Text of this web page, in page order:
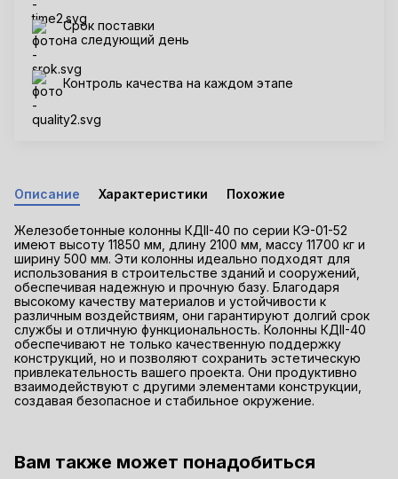
Срок поставки
на следующий день
Контроль качества на каждом этапе
Описание Характеристики Похожие
Железобетонные колонны КДII-40 по серии КЭ-01-52
имеют высоту 11850 мм, длину 2100 мм, массу 11700 кг и
ширину 500 мм. Эти колонны идеально подходят для
использования в строительстве зданий и сооружений,
обеспечивая надежную и прочную базу. Благодаря
высокому качеству материалов и устойчивости к
различным воздействиям, они гарантируют долгий срок
службы и отличную функциональность. Колонны КДII-40
обеспечивают не только качественную поддержку
конструкций, но и позволяют сохранить эстетическую
привлекательность вашего проекта. Они продуктивно
взаимодействуют с другими элементами конструкции,
создавая безопасное и стабильное окружение.
Вам также может понадобиться